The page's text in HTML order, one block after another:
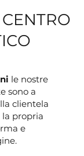
le nostre
sono a
clientela
propria
e